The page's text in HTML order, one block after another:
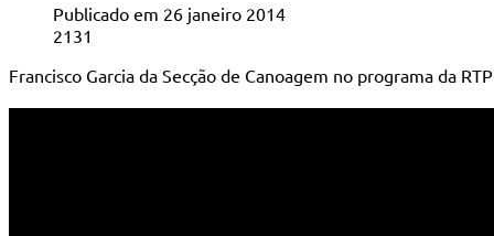
Publicado em 26 janeiro 2014
2131
Francisco Garcia da Secção de Canoagem no programa da